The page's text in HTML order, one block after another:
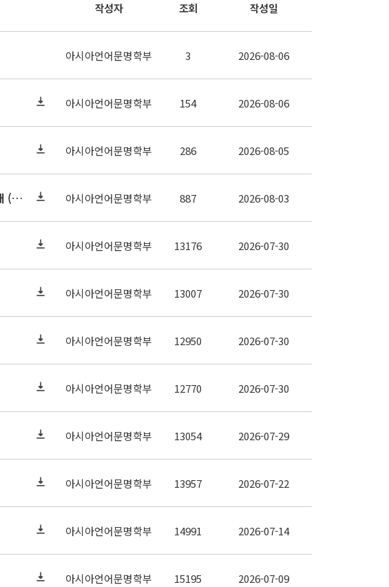
작성자 조회 작성일
아시아언어문명학부 3 2026-08-06
아시아언어문명학부 154 2026-08-06
아시아언어문명학부 286 2026-08-05
2026-2 대학혁신지원사업 인문학 역량강화 학업지원금 지원 선발 안내 (학/석/박사) 아시아언어문명학부 887 2026-08-03
아시아언어문명학부 13176 2026-07-30
아시아언어문명학부 13007 2026-07-30
아시아언어문명학부 12950 2026-07-30
아시아언어문명학부 12770 2026-07-30
아시아언어문명학부 13054 2026-07-29
아시아언어문명학부 13957 2026-07-22
아시아언어문명학부 14991 2026-07-14
아시아언어문명학부 15195 2026-07-09